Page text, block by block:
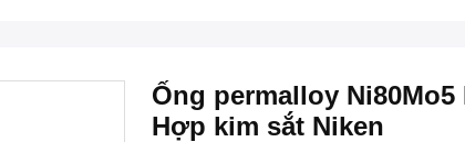
Ống permalloy
Hợp kim sắt Niken